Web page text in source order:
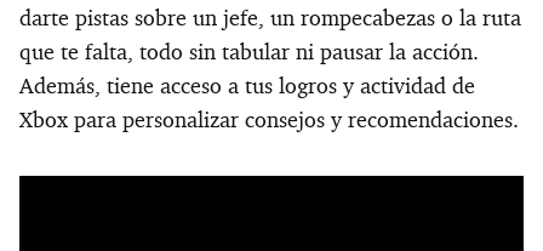
darte pistas sobre un jefe, un rompecabezas o la ruta
que te falta, todo sin tabular ni pausar la acción.
Además, tiene acceso a tus logros y actividad de
Xbox para personalizar consejos y recomendaciones.